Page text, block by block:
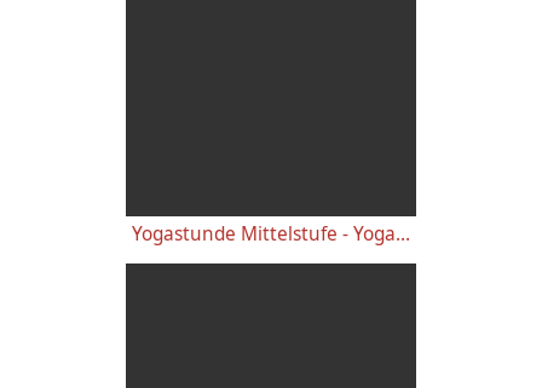
Yogastunde Mittelstufe - Yoga Vidya Grundreihe